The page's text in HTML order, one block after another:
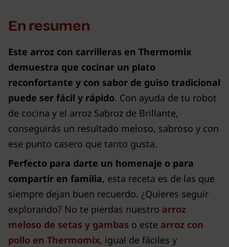
En resumen
Este arroz con carrilleras en Thermomix
demuestra que cocinar un plato
reconfortante y con sabor de guiso tradicional
puede ser fácil y rápido. Con ayuda de tu robot
de cocina y el arroz Sabroz de Brillante,
conseguirás un resultado meloso, sabroso y con
ese punto casero que tanto gusta.
Perfecto para darte un homenaje o para
compartir en familia, esta receta es de las que
siempre dejan buen recuerdo. ¿Quieres seguir
explorando? No te pierdas nuestro arroz
meloso de setas y gambas o este arroz con
pollo en Thermomix, igual de fáciles y